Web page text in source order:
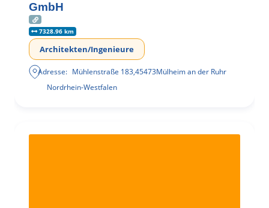
GmbH
7328.96 km
Architekten/Ingenieure
Adresse: Mühlenstraße 183,45473Mülheim an der Ruhr
Nordrhein-Westfalen